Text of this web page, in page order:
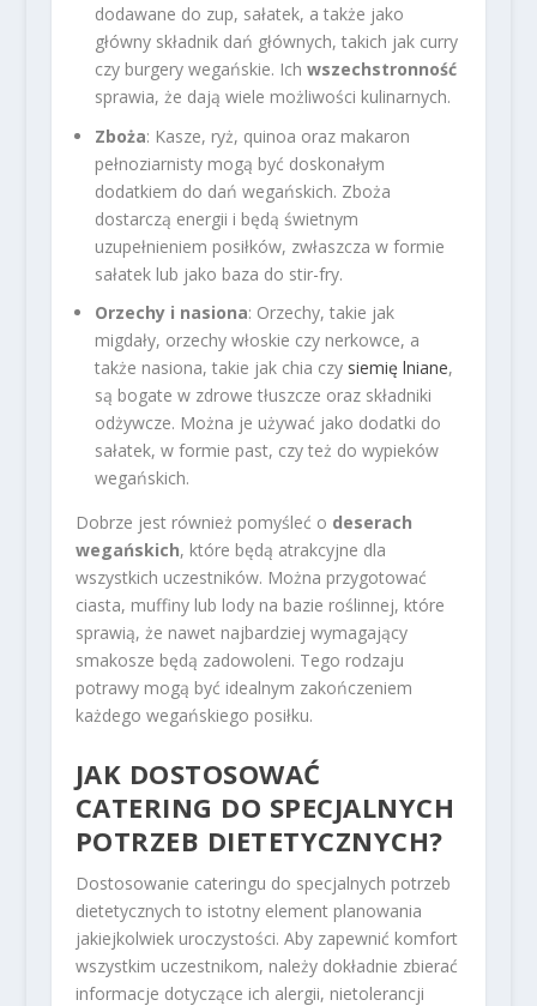
dodawane do zup, sałatek, a także jako
główny składnik dań głównych, takich jak curry
czy burgery wegańskie. Ich wszechstronność
sprawia, że dają wiele możliwości kulinarnych.
Zboża: Kasze, ryż, quinoa oraz makaron
pełnoziarnisty mogą być doskonałym
dodatkiem do dań wegańskich. Zboża
dostarczą energii i będą świetnym
uzupełnieniem posiłków, zwłaszcza w formie
sałatek lub jako baza do stir-fry.
Orzechy i nasiona: Orzechy, takie jak
migdały, orzechy włoskie czy nerkowce, a
także nasiona, takie jak chia czy siemię lniane,
są bogate w zdrowe tłuszcze oraz składniki
odżywcze. Można je używać jako dodatki do
sałatek, w formie past, czy też do wypieków
wegańskich.
Dobrze jest również pomyśleć o deserach
wegańskich, które będą atrakcyjne dla
wszystkich uczestników. Można przygotować
ciasta, muffiny lub lody na bazie roślinnej, które
sprawią, że nawet najbardziej wymagający
smakosze będą zadowoleni. Tego rodzaju
potrawy mogą być idealnym zakończeniem
każdego wegańskiego posiłku.
JAK DOSTOSOWAĆ
CATERING DO SPECJALNYCH
POTRZEB DIETETYCZNYCH?
Dostosowanie cateringu do specjalnych potrzeb
dietetycznych to istotny element planowania
jakiejkolwiek uroczystości. Aby zapewnić komfort
wszystkim uczestnikom, należy dokładnie zbierać
informacje dotyczące ich alergii, nietolerancji